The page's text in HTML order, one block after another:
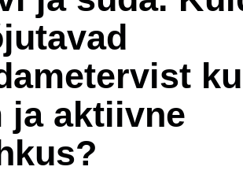
ja aktiivne